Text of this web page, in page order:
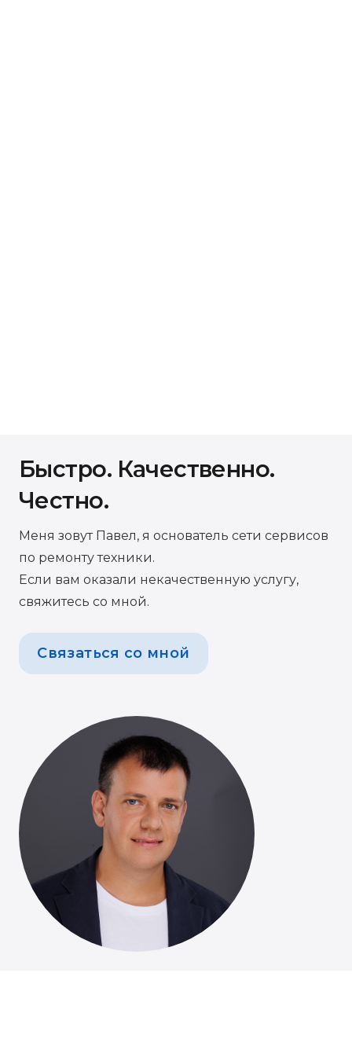
Быстро. Качественно.
Честно.
Меня зовут Павел, я основатель сети сервисов
по ремонту техники.
Если вам оказали некачественную услугу,
свяжитесь со мной.
Связаться со мной